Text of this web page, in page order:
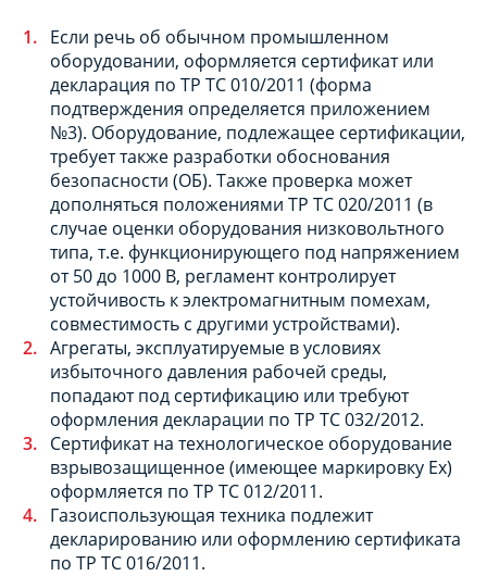
Если речь об обычном промышленном
оборудовании, оформляется сертификат или
декларация по ТР ТС 010/2011 (форма
подтверждения определяется приложением
№3). Оборудование, подлежащее сертификации,
требует также разработки обоснования
безопасности (ОБ). Также проверка может
дополняться положениями ТР ТС 020/2011 (в
случае оценки оборудования низковольтного
типа, т.е. функционирующего под напряжением
от 50 до 1000 В, регламент контролирует
устойчивость к электромагнитным помехам,
совместимость с другими устройствами).
Агрегаты, эксплуатируемые в условиях
избыточного давления рабочей среды,
попадают под сертификацию или требуют
оформления декларации по ТР ТС 032/2012.
Сертификат на технологическое оборудование
взрывозащищенное (имеющее маркировку Ех)
оформляется по ТР ТС 012/2011.
Газоиспользующая техника подлежит
декларированию или оформлению сертификата
по ТР ТС 016/2011.